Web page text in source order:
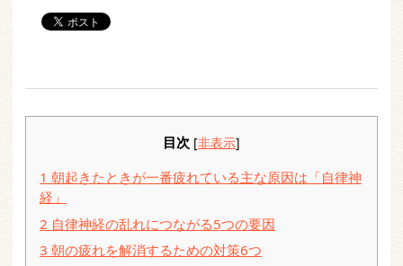
目次 [非表示]
1 朝起きたときが一番疲れている主な原因は「自律神
経」
2 自律神経の乱れにつながる5つの要因
3 朝の疲れを解消するための対策6つ